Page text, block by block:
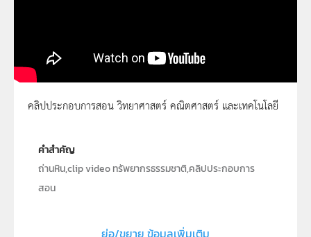
คลิปประกอบการสอน วิทยาศาสตร์ คณิตศาสตร์ และเทคโนโลยี
คำสำคัญ
ถ่านหิน,clip video ทรัพยากรธรรมชาติ,คลิปประกอบการ
สอน